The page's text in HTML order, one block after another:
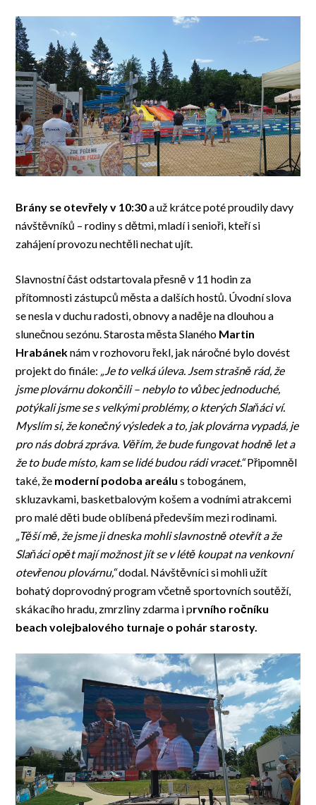
Brány se otevřely v 10:30a už krátce poté proudily davy
návštěvníků – rodiny s dětmi, mladí i senioři, kteří si
zahájení provozu nechtěli nechat ujít.
Slavnostní část odstartovala přesně v 11 hodin za
přítomnosti zástupců města a dalších hostů. Úvodní slova
se nesla v duchu radosti, obnovy a naděje na dlouhou a
slunečnou sezónu. Starosta města Slaného Martin
Hrabáneknám v rozhovoru řekl, jak náročné bylo dovést
projekt do finále: „Je to velká úleva. Jsem strašně rád, že
jsme plovárnu dokončili – nebylo to vůbec jednoduché,
potýkali jsme se s velkými problémy, o kterých Slaňáci ví.
Myslím si, že konečný výsledek a to, jak plovárna vypadá, je
pro nás dobrá zpráva. Věřím, že bude fungovat hodně let a
že to bude místo, kam se lidé budou rádi vracet.“Připomněl
také, že moderní podoba areálu s tobogánem,
skluzavkami, basketbalovým košem a vodními atrakcemi
pro malé děti bude oblíbená především mezi rodinami.
„Těší mě, že jsme ji dneska mohli slavnostně otevřít a že
Slaňáci opět mají možnost jít se v létě koupat na venkovní
otevřenou plovárnu,“dodal. Návštěvníci si mohli užít
bohatý doprovodný program včetně sportovních soutěží,
skákacího hradu, zmrzliny zdarma i prvního ročníku
beach volejbalového turnaje o pohár starosty.